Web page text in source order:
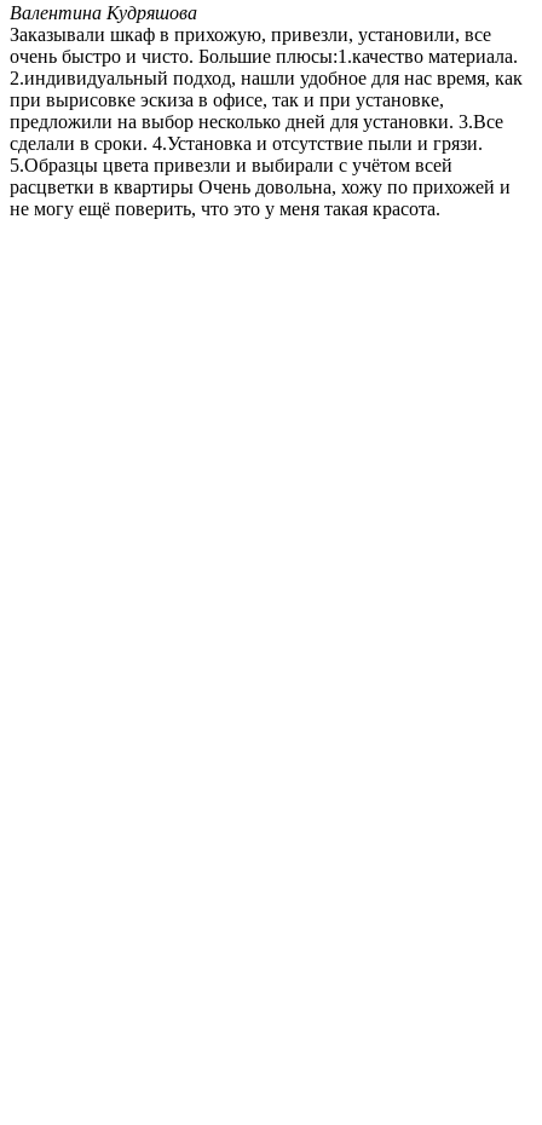
Валентина Кудряшова
Заказывали шкаф в прихожую, привезли, установили, все
очень быстро и чисто. Большие плюсы:1.качество материала.
2.индивидуальный подход, нашли удобное для нас время, как
при вырисовке эскиза в офисе, так и при установке,
предложили на выбор несколько дней для установки. 3.Все
сделали в сроки. 4.Установка и отсутствие пыли и грязи.
5.Образцы цвета привезли и выбирали с учётом всей
расцветки в квартиры Очень довольна, хожу по прихожей и
не могу ещё поверить, что это у меня такая красота.